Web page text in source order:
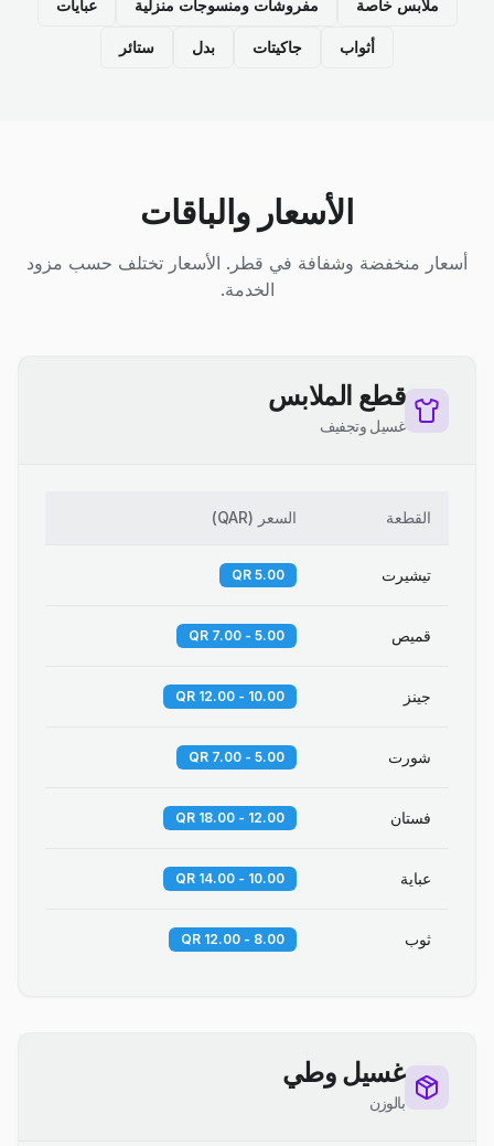
ملابس خاصة مفروشات ومنسوجات منزلية عبايات
أثواب جاكيتات بدل ستائر
الأسعار والباقات
أسعار منخفضة وشفافة في قطر. الأسعار تختلف حسب مزود
الخدمة.
قطع الملابس
غسيل وتجفيف
القطعة السعر (
QAR
)
تيشيرت 5.00 QR
قميص 5.00 - 7.00 QR
جينز 10.00 - 12.00 QR
شورت 5.00 - 7.00 QR
فستان 12.00 - 18.00 QR
عباية 10.00 - 14.00 QR
ثوب 8.00 - 12.00 QR
غسيل وطي
بالوزن